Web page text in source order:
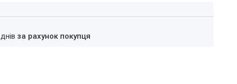
за рахунок покупця